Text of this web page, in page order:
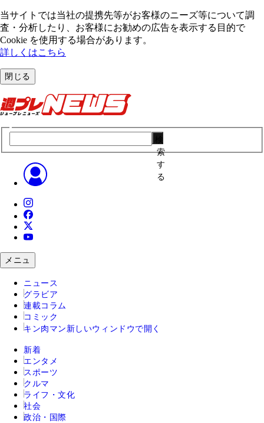
当サイトでは当社の提携先等がお客様のニーズ等について調
査・分析したり、お客様にお勧めの広告を表⽰する⽬的で
Cookie を使⽤する場合があります。
詳しくはこちら
閉じる
索
す
る
メニュ
ニュース
グラビア
連載コラム
コミック
キン肉マン 新しいウィンドウで開く
新着
エンタメ
スポーツ
クルマ
ライフ・文化
社会
政治・国際